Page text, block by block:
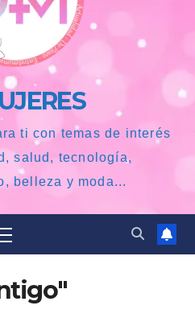
ti con temas de interés
salud, tecnología,
belleza y moda...